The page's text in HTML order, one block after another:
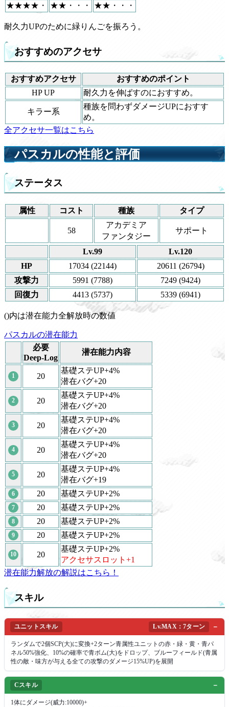
★★★★・ ★★・・・ ★★・・・
耐久力UPのために緑りんごを振ろう。
おすすめのアクセサ
おすすめアクセサ
おすすめのポイント
HP UP
耐久力を伸ばすのにおすすめ。
キラー系
種族を問わずダメージUPにおすす
め。
全アクセサ一覧はこちら
パスカルの性能と評価
ステータス
属性 コスト 種族 タイプ
58
アカデミア
ファンタジー
サポート
Lv.99
Lv.120
HP
17034 (22144)
20611 (26794)
攻撃力
5991 (7788)
7249 (9424)
回復力
4413 (5737) 5339 (6941)
()内は潜在能力全解放時の数値
パスカルの潜在能力
必要
Deep-Log
潜在能力内容
1 20
基礎ステUP+4%
潜在バグ+20
2 20
基礎ステUP+4%
潜在バグ+20
3 20
基礎ステUP+4%
潜在バグ+20
4 20
基礎ステUP+4%
潜在バグ+20
5 20
基礎ステUP+4%
潜在バグ+19
6 20 基礎ステUP+2%
7 20 基礎ステUP+2%
8 20 基礎ステUP+2%
9 20 基礎ステUP+2%
10 20
基礎ステUP+2%
アクセサスロット+1
潜在能力解放の解説はこちら！
スキル
ユニットスキル Lv.MAX：7ターン
ランダムで2個SCP(大)に変換+2ターン青属性ユニットの赤・緑・黄・青パ
ネル50%強化、10%の確率で青ボム(大)をドロップ、ブルーフィールド(青属
性の敵・味方が与える全ての攻撃のダメージ15%UP)を展開
Cスキル
1体にダメージ(威力:10000)+